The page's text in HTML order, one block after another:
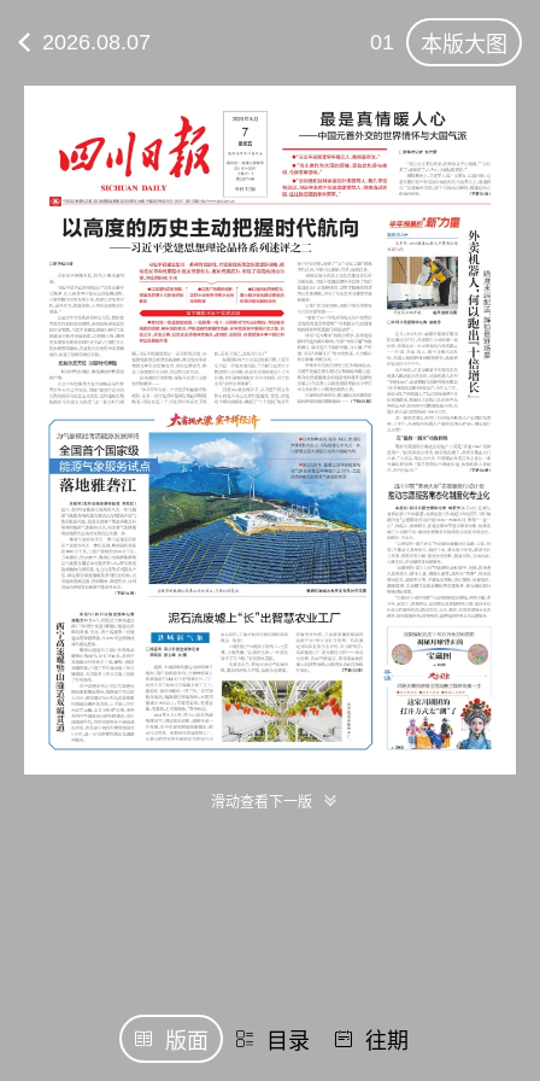
2026.08.07 01 本版大图
滑动查看下一版
版面 目录 往期